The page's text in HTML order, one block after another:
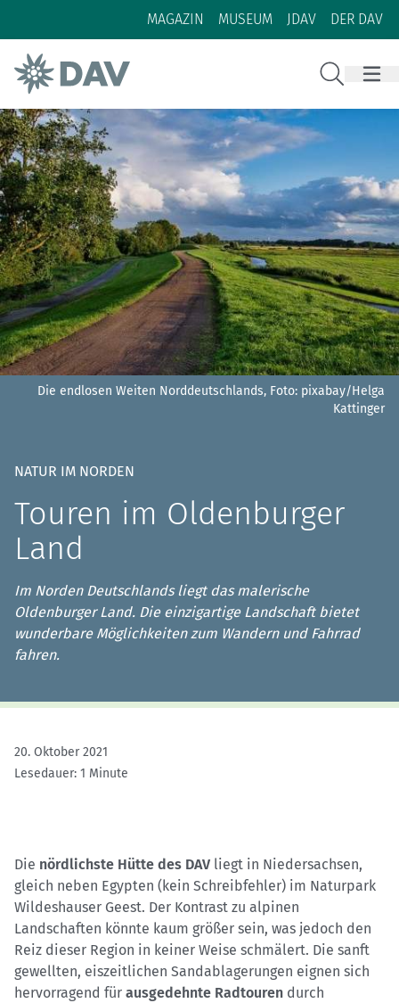
Zum Inhalt
Zur Footer-Navigation
MAGAZIN MUSEUM JDAV DER DAV
Die endlosen Weiten Norddeutschlands, Foto: pixabay/Helga
Kattinger
NATUR IM NORDEN
Touren im Oldenburger
Land
Im Norden Deutschlands liegt das malerische
Oldenburger Land. Die einzigartige Landschaft bietet
wunderbare Möglichkeiten zum Wandern und Fahrrad
fahren.
20. Oktober 2021
Lesedauer: 1 Minute
Die nördlichste Hütte des DAV liegt in Niedersachsen,
gleich neben Egypten (kein Schreibfehler) im Naturpark
Wildeshauser Geest. Der Kontrast zu alpinen
Landschaften könnte kaum größer sein, was jedoch den
Reiz dieser Region in keiner Weise schmälert. Die sanft
gewellten, eiszeitlichen Sandablagerungen eignen sich
hervorragend für ausgedehnte Radtouren durch